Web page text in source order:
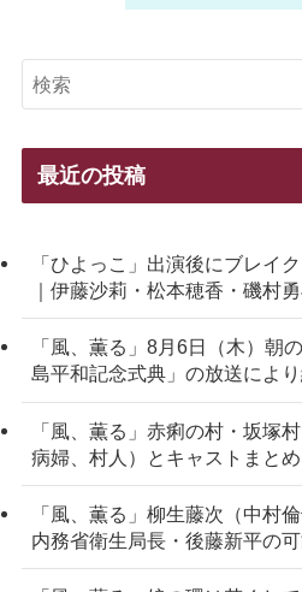
最近の投稿
「ひよっこ」出演後にブレイ
｜伊藤沙莉・松本穂香・磯村
「風、薫る」8月6日（木）
島平和記念式典」の放送によ
「風、薫る」赤痢の村・坂
病婦、村人）とキャストまとめ
「風、薫る」柳生藤次（中村
内務省衛生局長・後藤新平の